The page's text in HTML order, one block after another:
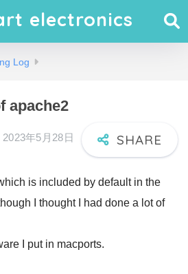
electronics
Log
apache2
2023年5月28日
is included by default in the
I thought I had done a lot of
I put in macports.